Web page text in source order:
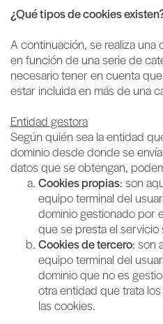
¿Qué tipos de cookies
A continuación, se realiza una
en función de una serie de
necesario tener en cuenta
estar incluida en más de una
Entidad gestora
Según quién sea la entidad
dominio desde donde se
datos que se obtengan,
Cookies propias: son
equipo terminal del
dominio gestionado por
que se presta el
Cookies de tercero: son
equipo terminal del
dominio que no es
otra entidad que trata
las cookies.